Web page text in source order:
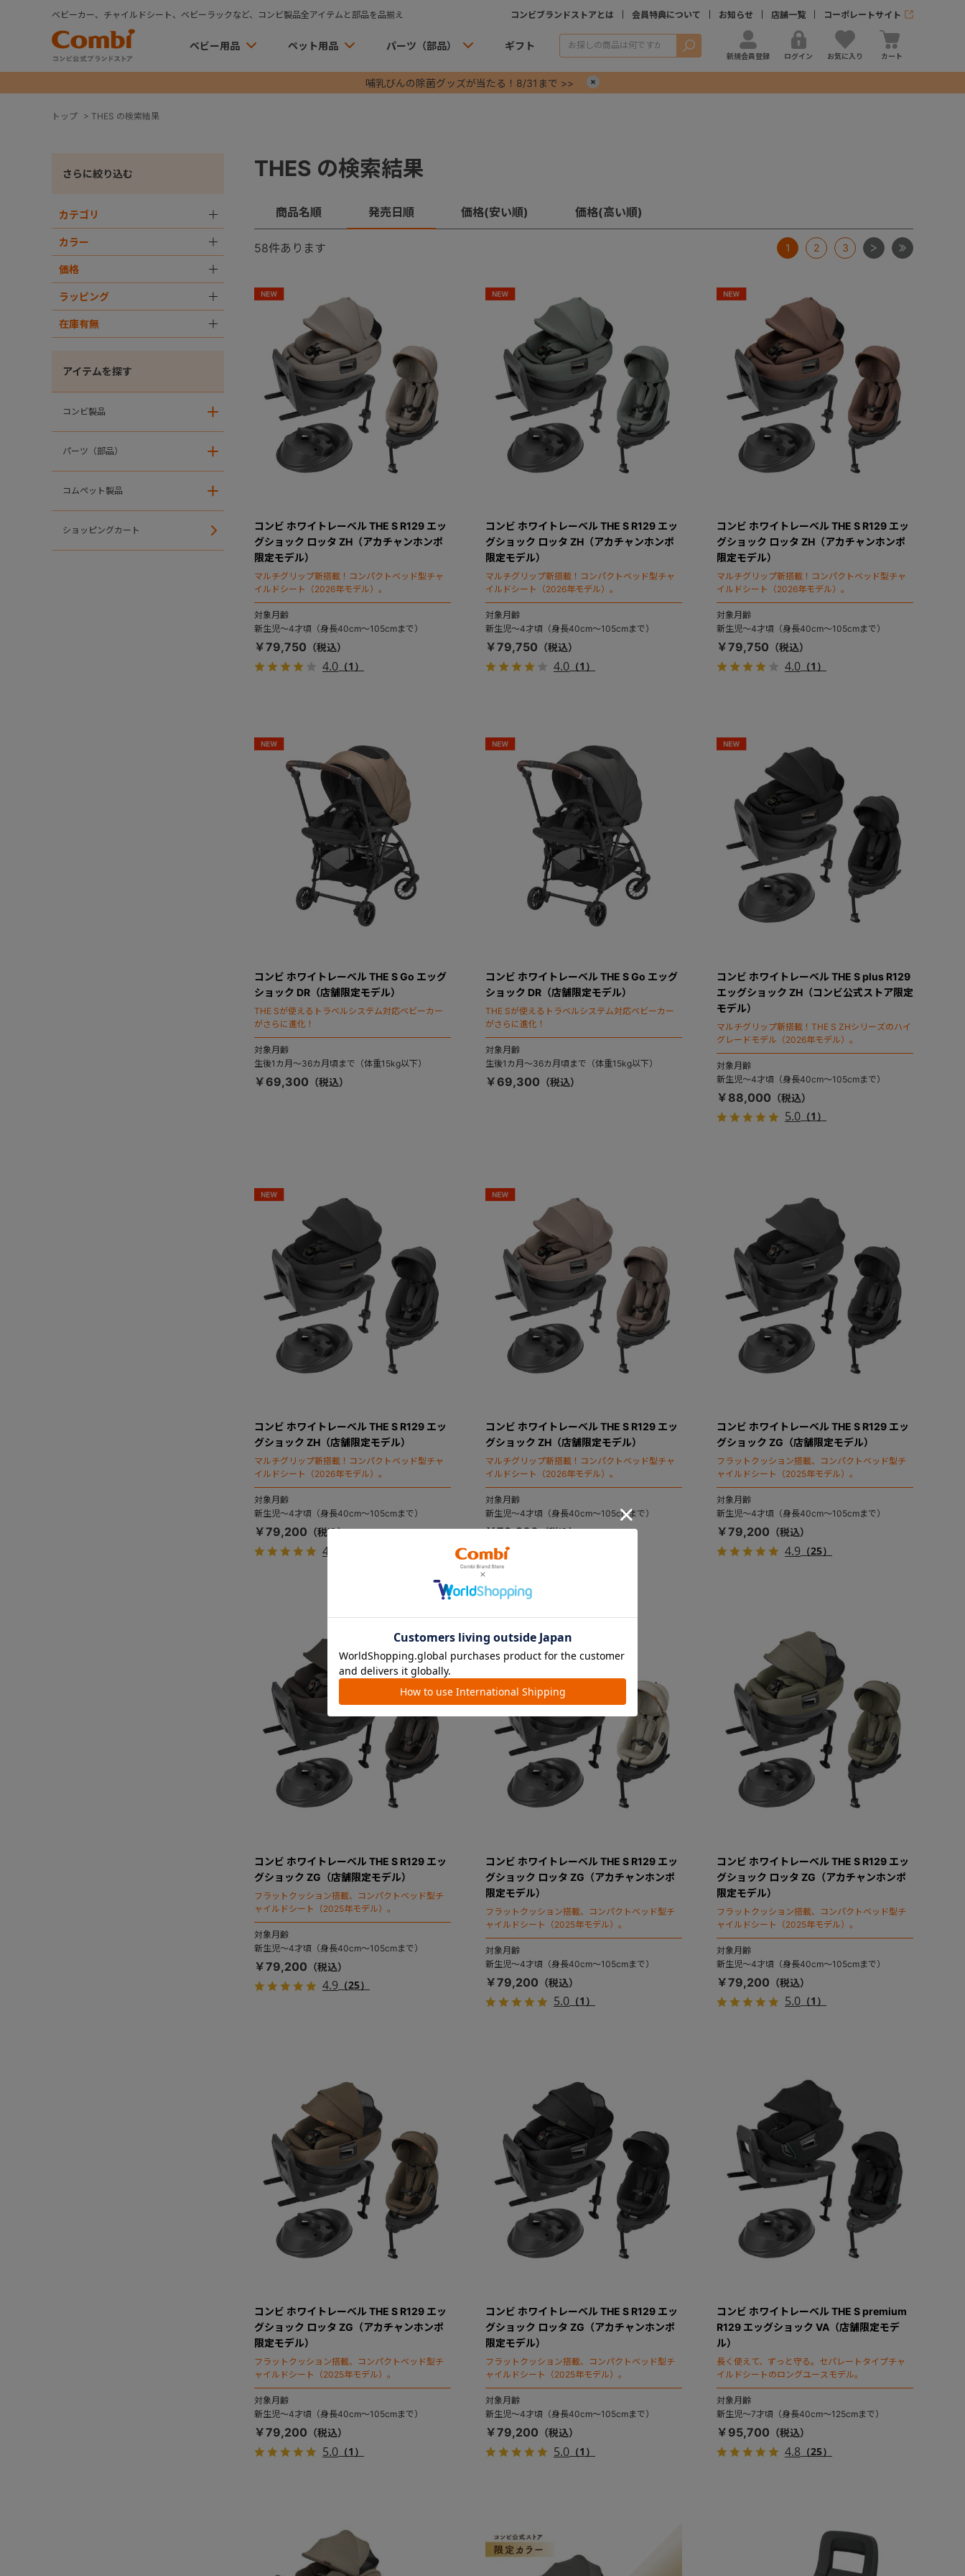
ベビーカー、チャイルドシート、ベビーラックなど、コンビ製品全アイテムと部品を品揃え コンビブランドストアとは 会員特典について お知らせ 店舗一覧 コーポレートサイト
ベビー用品 ペット用品 パーツ（部品） ギフト 検索
新規会員登録 ログイン お気に入り カート
哺乳びんの除菌グッズが当たる！8/31まで >>
トップ > THES の検索結果
さらに絞り込む
カテゴリ
カラー
価格
ラッピング
在庫有無
アイテムを探す
コンビ製品
パーツ（部品）
コムペット製品
ショッピングカート
THES の検索結果
商品名順 発売日順 価格(安い順) 価格(高い順)
58件あります 1 2 3 次 最後
コンビ ホワイトレーベル THE S R129 エッ
グショック ロッタ ZH（アカチャンホンポ
限定モデル）
マルチグリップ新搭載！コンパクトベッド型チャ
イルドシート（2026年モデル）。
対象月齢
新生児～4才頃（身長40cm～105cmまで）
￥79,750
4.0 （1）
コンビ ホワイトレーベル THE S R129 エッ
グショック ロッタ ZH（アカチャンホンポ
限定モデル）
マルチグリップ新搭載！コンパクトベッド型チャ
イルドシート（2026年モデル）。
対象月齢
新生児～4才頃（身長40cm～105cmまで）
￥79,750
4.0（1）
コンビ ホワイトレーベル THE S R129 エッ
グショック ロッタ ZH（アカチャンホンポ
限定モデル）
マルチグリップ新搭載！コンパクトベッド型チャ
イルドシート（2026年モデル）。
対象月齢
新生児～4才頃（身長40cm～105cmまで）
￥79,750
4.0（1）
コンビ ホワイトレーベル THE S Go エッグ
ショック DR（店舗限定モデル）
THE Sが使えるトラベルシステム対応ベビーカー
がさらに進化！
対象月齢
生後1カ月～36カ月頃まで（体重15kg以下）
￥69,300
コンビ ホワイトレーベル THE S Go エッグ
ショック DR（店舗限定モデル）
THE Sが使えるトラベルシステム対応ベビーカー
がさらに進化！
対象月齢
生後1カ月～36カ月頃まで（体重15kg以下）
￥69,300
コンビ ホワイトレーベル THE S plus R129
エッグショック ZH（コンビ公式ストア限定
モデル）
マルチグリップ新搭載！THE S ZHシリーズのハイ
グレードモデル（2026年モデル）。
対象月齢
新生児～4才頃（身長40cm～105cmまで）
￥88,000
5.0（1）
コンビ ホワイトレーベル THE S R129 エッ
グショック ZH（店舗限定モデル）
マルチグリップ新搭載！コンパクトベッド型チャ
イルドシート（2026年モデル）。
対象月齢
新生児～4才頃（身長40cm～105cmまで）
￥79,200
4.9
コンビ ホワイトレーベル THE S R129 エッ
グショック ZH（店舗限定モデル）
マルチグリップ新搭載！コンパクトベッド型チャ
イルドシート（2026年モデル）。
対象月齢
新生児～4才頃（身長40cm～105cmまで）
￥79,200
コンビ ホワイトレーベル THE S R129 エッ
グショック ZG（店舗限定モデル）
フラットクッション搭載、コンパクトベッド型チ
ャイルドシート（2025年モデル）。
対象月齢
新生児～4才頃（身長40cm～105cmまで）
￥79,200
4.9（25）
コンビ ホワイトレーベル THE S R129 エッ
グショック ZG（店舗限定モデル）
フラットクッション搭載、コンパクトベッド型チ
ャイルドシート（2025年モデル）。
対象月齢
新生児～4才頃（身長40cm～105cmまで）
￥79,200
4.9 （25）
コンビ ホワイトレーベル THE S R129 エッ
グショック ロッタ ZG（アカチャンホンポ
限定モデル）
フラットクッション搭載、コンパクトベッド型チ
ャイルドシート（2025年モデル）。
対象月齢
新生児～4才頃（身長40cm～105cmまで）
￥79,200
5.0（1）
コンビ ホワイトレーベル THE S R129 エッ
グショック ロッタ ZG（アカチャンホンポ
限定モデル）
フラットクッション搭載、コンパクトベッド型チ
ャイルドシート（2025年モデル）。
対象月齢
新生児～4才頃（身長40cm～105cmまで）
￥79,200
5.0（1）
コンビ ホワイトレーベル THE S R129 エッ
グショック ロッタ ZG（アカチャンホンポ
限定モデル）
フラットクッション搭載、コンパクトベッド型チ
ャイルドシート（2025年モデル）。
対象月齢
新生児～4才頃（身長40cm～105cmまで）
￥79,200
5.0 （1）
コンビ ホワイトレーベル THE S R129 エッ
グショック ロッタ ZG（アカチャンホンポ
限定モデル）
フラットクッション搭載、コンパクトベッド型チ
ャイルドシート（2025年モデル）。
対象月齢
新生児～4才頃（身長40cm～105cmまで）
￥79,200
5.0（1）
コンビ ホワイトレーベル THE S premium
R129 エッグショック VA（店舗限定モデ
ル）
長く使えて、ずっと守る。セパレートタイプチャ
イルドシートのロングユースモデル。
対象月齢
新生児～7才頃（身長40cm～125cmまで）
￥95,700
4.8（25）